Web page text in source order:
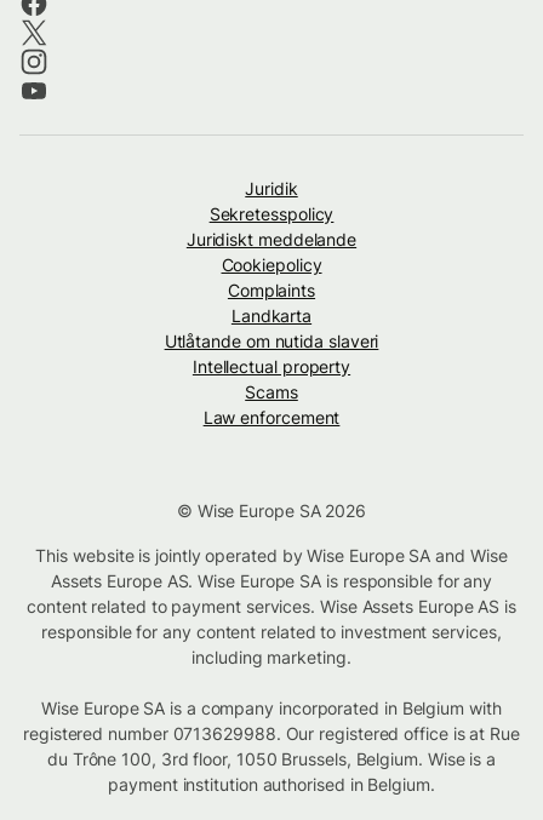
Juridik
Sekretesspolicy
Juridiskt meddelande
Cookiepolicy
Complaints
Landkarta
Utlåtande om nutida slaveri
Intellectual property
Scams
Law enforcement
© Wise Europe SA 2026
This website is jointly operated by Wise Europe SA and Wise
Assets Europe AS. Wise Europe SA is responsible for any
content related to payment services. Wise Assets Europe AS is
responsible for any content related to investment services,
including marketing.
Wise Europe SA is a company incorporated in Belgium with
registered number 0713629988. Our registered office is at Rue
du Trône 100, 3rd floor, 1050 Brussels, Belgium. Wise is a
payment institution authorised in Belgium.